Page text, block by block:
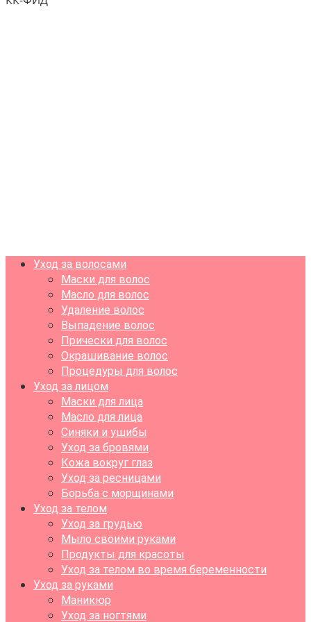
Уход за волосами
Маски для волос
Масло для волос
Удаление волос
Выпадение волос
Прически для волос
Окрашивание волос
Процедуры для волос
Уход за лицом
Маски для лица
Масло для лица
Синяки и ушибы
Уход за бровями
Кожа вокруг глаз
Уход за ресницами
Борьба с морщинами
Уход за телом
Уход за грудью
Мыло своими руками
Продукты для красоты
Уход за телом во время беременности
Уход за руками
Маникюр
Уход за ногтями